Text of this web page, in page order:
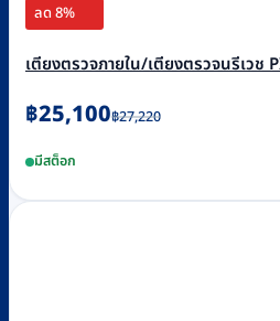
ลด 8%
เตียงตรวจภายใน/เตียงตรวจนรีเวช
฿27,220
Original
was:
฿27,220.
฿25,100
Current
is:
฿25,100.
มีสต็อก